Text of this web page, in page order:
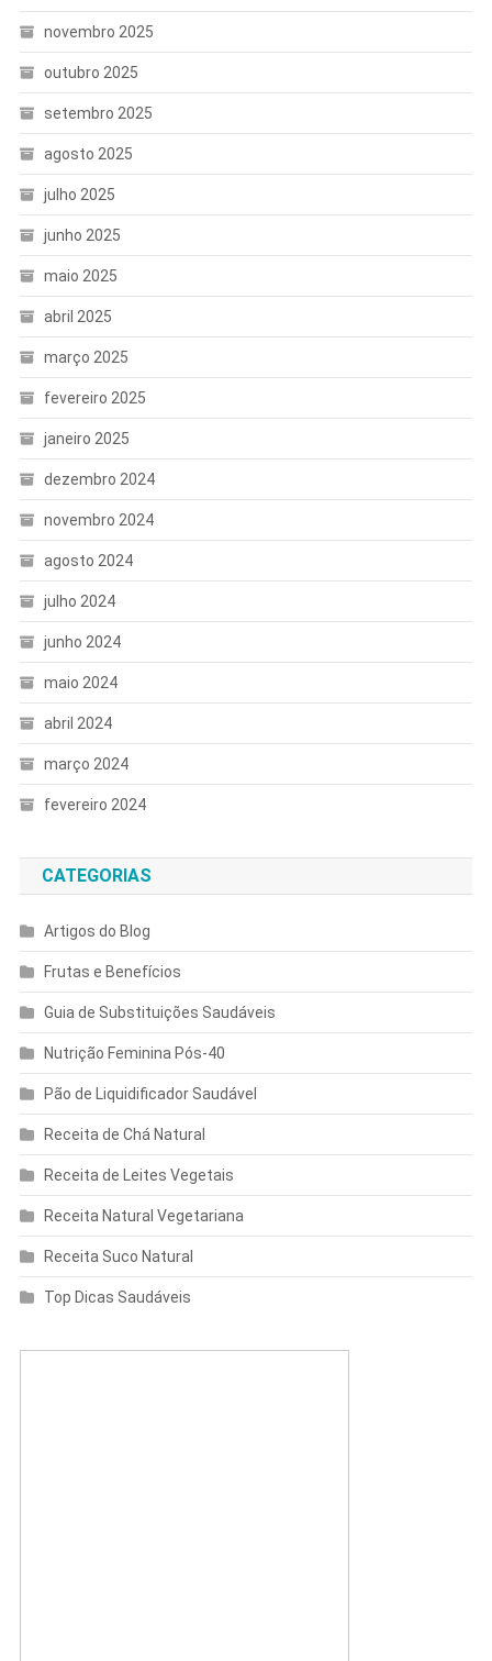
novembro 2025
outubro 2025
setembro 2025
agosto 2025
julho 2025
junho 2025
maio 2025
abril 2025
março 2025
fevereiro 2025
janeiro 2025
dezembro 2024
novembro 2024
agosto 2024
julho 2024
junho 2024
maio 2024
abril 2024
março 2024
fevereiro 2024
CATEGORIAS
Artigos do Blog
Frutas e Benefícios
Guia de Substituições Saudáveis
Nutrição Feminina Pós-40
Pão de Liquidificador Saudável
Receita de Chá Natural
Receita de Leites Vegetais
Receita Natural Vegetariana
Receita Suco Natural
Top Dicas Saudáveis